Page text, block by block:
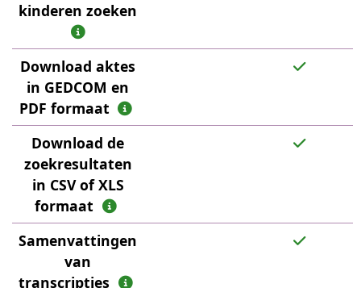
kinderen zoeken
Download aktes
in GEDCOM en
PDF formaat
Download de
zoekresultaten
in CSV of XLS
formaat
Samenvattingen
van
transcripties